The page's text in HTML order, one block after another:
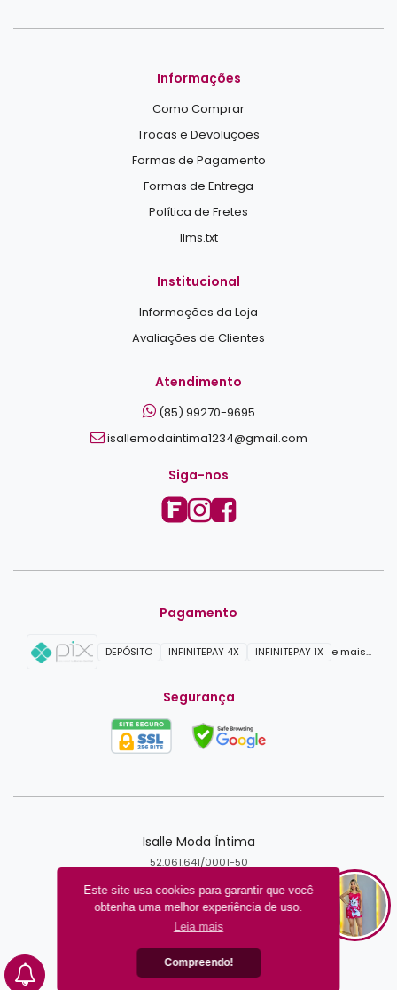
Este site usa cookies para garantir que você
obtenha uma melhor experiência de uso.
Leia mais
Compreendo!
Informações
Como Comprar
Trocas e Devoluções
Formas de Pagamento
Formas de Entrega
Política de Fretes
llms.txt
Institucional
Informações da Loja
Avaliações de Clientes
Atendimento
(85) 99270-9695
isallemodaintima1234@gmail.com
Siga-nos
Pagamento
DEPÓSITO INFINITEPAY 4X INFINITEPAY 1X e mais...
Segurança
Isalle Moda Íntima
52.061.641/0001-50
Criar loja virtual com a plataforma